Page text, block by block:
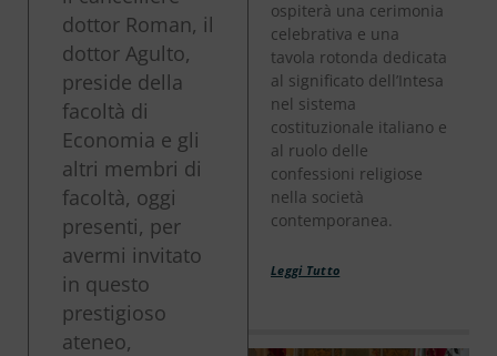
dottor Roman, il
dottor Agulto,
preside della
facoltà di
Economia e gli
altri membri di
facoltà, oggi
presenti, per
avermi invitato
in questo
prestigioso
ateneo,
ospiterà una cerimonia
celebrativa e una
tavola rotonda dedicata
al significato dell’Intesa
nel sistema
costituzionale italiano e
al ruolo delle
confessioni religiose
nella società
contemporanea.
Leggi Tutto